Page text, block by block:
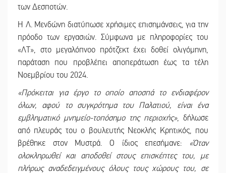
των Δεσποτών.
Η Λ. Μενδώνη διατύπωσε χρήσιμες επισημάνσεις, για την
πρόοδο των εργασιών. Σύμφωνα με πληροφορίες του
«ΛΤ», στο μεγαλόπνοο πρότζεκτ έχει δοθεί ολιγόμηνη,
παράταση που προβλέπει αποπεράτωση έως τα τέλη
Νοεμβρίου του 2024.
«Πρόκειται για έργο το οποίο αποσπά το ενδιαφέρον
όλων, αφού το συγκρότημα του Παλατιού, είναι ένα
εμβληματικό μνημείο-τοπόσημο της περιοχής», δήλωσε
από πλευράς του ο βουλευτής Νεοκλής Κρητικός, που
βρέθηκε στον Μυστρά. Ο ίδιος επεσήμανε: «Όταν
ολοκληρωθεί και αποδοθεί στους επισκέπτες του, με
πλήρως αναδεδειγμένους όλους τους χώρους του, σε